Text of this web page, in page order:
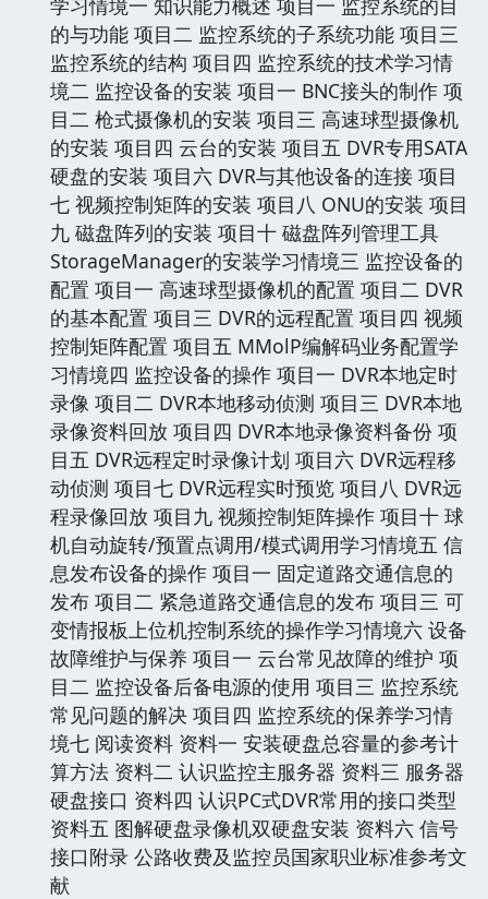
学习情境一 知识能力概述 项目一 监控系统的目
的与功能 项目二 监控系统的子系统功能 项目三
监控系统的结构 项目四 监控系统的技术学习情
境二 监控设备的安装 项目一 BNC接头的制作 项
目二 枪式摄像机的安装 项目三 高速球型摄像机
的安装 项目四 云台的安装 项目五 DVR专用SATA
硬盘的安装 项目六 DVR与其他设备的连接 项目
七 视频控制矩阵的安装 项目八 ONU的安装 项目
九 磁盘阵列的安装 项目十 磁盘阵列管理工具
StorageManager的安装学习情境三 监控设备的
配置 项目一 高速球型摄像机的配置 项目二 DVR
的基本配置 项目三 DVR的远程配置 项目四 视频
控制矩阵配置 项目五 MMolP编解码业务配置学
习情境四 监控设备的操作 项目一 DVR本地定时
录像 项目二 DVR本地移动侦测 项目三 DVR本地
录像资料回放 项目四 DVR本地录像资料备份 项
目五 DVR远程定时录像计划 项目六 DVR远程移
动侦测 项目七 DVR远程实时预览 项目八 DVR远
程录像回放 项目九 视频控制矩阵操作 项目十 球
机自动旋转/预置点调用/模式调用学习情境五 信
息发布设备的操作 项目一 固定道路交通信息的
发布 项目二 紧急道路交通信息的发布 项目三 可
变情报板上位机控制系统的操作学习情境六 设备
故障维护与保养 项目一 云台常见故障的维护 项
目二 监控设备后备电源的使用 项目三 监控系统
常见问题的解决 项目四 监控系统的保养学习情
境七 阅读资料 资料一 安装硬盘总容量的参考计
算方法 资料二 认识监控主服务器 资料三 服务器
硬盘接口 资料四 认识PC式DVR常用的接口类型
资料五 图解硬盘录像机双硬盘安装 资料六 信号
接口附录 公路收费及监控员国家职业标准参考文
献